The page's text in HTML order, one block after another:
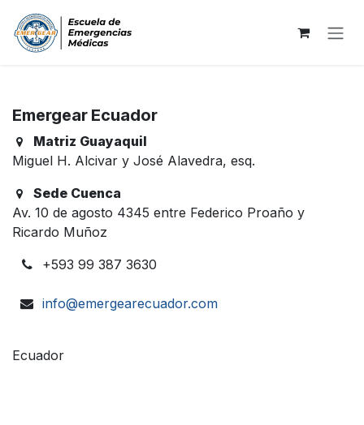
Ir al contenido
Emergear Ecuador
Matriz Guayaquil
​Miguel H. Alcivar y José Alavedra, esq.
Sede Cuenca
Av. 10 de agosto 4345 entre Federico Proaño y
Ricardo Muñoz
+593 99 387 3630
info@emergearecuador.com
Ecuador